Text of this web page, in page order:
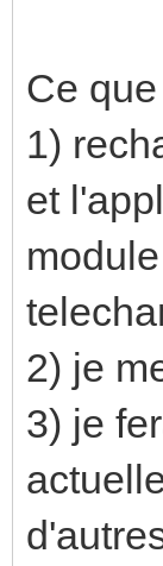
Ce
1)
et
2) je
3) je